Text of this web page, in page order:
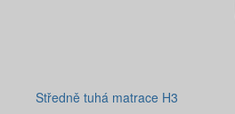
Středně tuhá matrace H3